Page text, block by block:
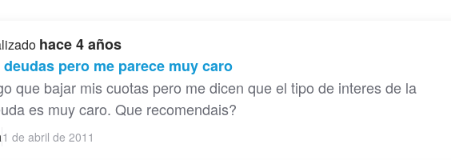
hace 4 años
pero me parece muy caro
que bajar mis cuotas pero me dicen que el tipo de interes de la
es muy caro. Que recomendais?
1 de abril de 2011